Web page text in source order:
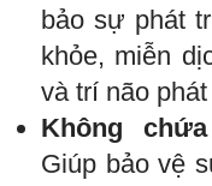
bảo sự phát
khỏe, miễn
và trí não
Không
Giúp bảo vệ